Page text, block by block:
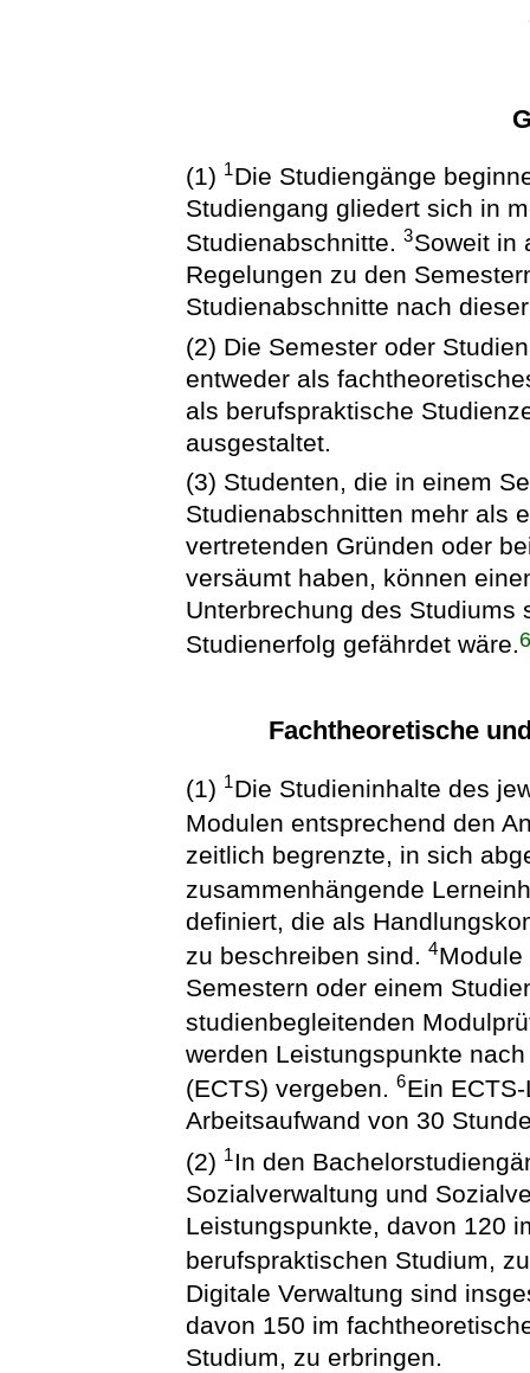
(1) 1Die Studiengänge
Studiengang gliedert sich in
Studienabschnitte.3Soweit in
Regelungen zu den
Studienabschnitte nach
(2) Die Semester oder
entweder als
als berufspraktische
ausgestaltet.
(3) Studenten, die in einem
Studienabschnitten mehr als
vertretenden Gründen oder
versäumt haben, können
Unterbrechung des Studiums
Studienerfolg gefährdet wäre.
Fachtheoretische
(1) 1Die Studieninhalte des
Modulen entsprechend den
zeitlich begrenzte, in sich
zusammenhängende
definiert, die als
zu beschreiben sind.4
Semestern oder einem
studienbegleitenden
werden Leistungspunkte
(ECTS) vergeben.6Ein
Arbeitsaufwand von 30
(2) 1In den
Sozialverwaltung und
Leistungspunkte, davon 120
berufspraktischen Studium,
Digitale Verwaltung sind
davon 150 im
Studium, zu erbringen.